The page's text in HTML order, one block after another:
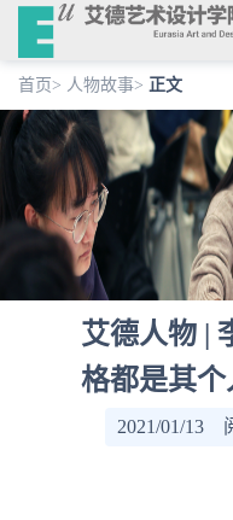
首页> 人物故事> 正文
艾德人物 |
格都是其
2021/01/13